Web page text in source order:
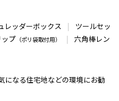
レッダーボックス |
ツールセッ
プ （ポリ袋取付用） |
六角棒レン
になる住宅地などの環境にお勧